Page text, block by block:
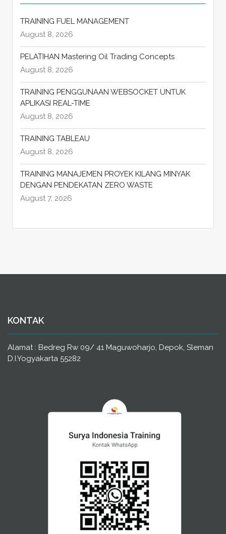
TRAINING FUEL MANAGEMENT
August 8, 2026
PELATIHAN Mastering Oil Trading Concepts
August 8, 2026
TRAINING PENGGUNAAN WEBSOCKET UNTUK
APLIKASI REAL-TIME
August 8, 2026
TRAINING TABLEAU
August 8, 2026
TRAINING MANAJEMEN PROYEK KILANG MINYAK
DENGAN PENDEKATAN ZERO WASTE
August 7, 2026
KONTAK
Alamat : Bedreg Rw 09/ 41 Maguwoharjo, Depok, Sleman
D.I.Yogyakarta 55282